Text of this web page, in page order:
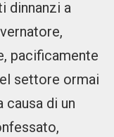
dinnanzi a
pacificamente
settore ormai
di un